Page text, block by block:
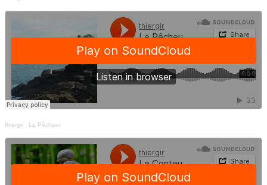
thiergir · Le Pêcheur